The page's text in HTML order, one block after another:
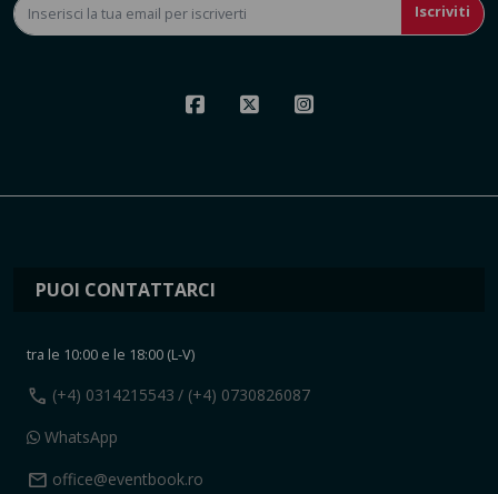
Iscriviti
PUOI CONTATTARCI
tra le 10:00 e le 18:00 (L-V)
call (+4) 0314215543 / (+4) 0730826087
WhatsApp
mail office@eventbook.ro